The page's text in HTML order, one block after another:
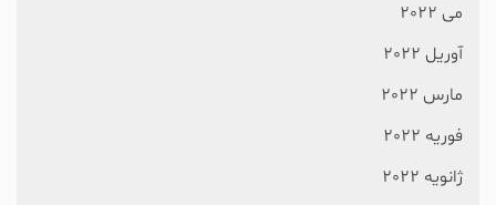
می 2022
آوریل 2022
مارس 2022
فوریه 2022
ژانویه 2022